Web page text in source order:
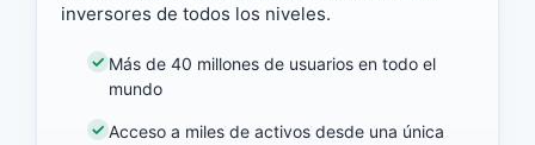
inversores de todos los niveles.
Más de 40 millones de usuarios en todo el
mundo
Acceso a miles de activos desde una única